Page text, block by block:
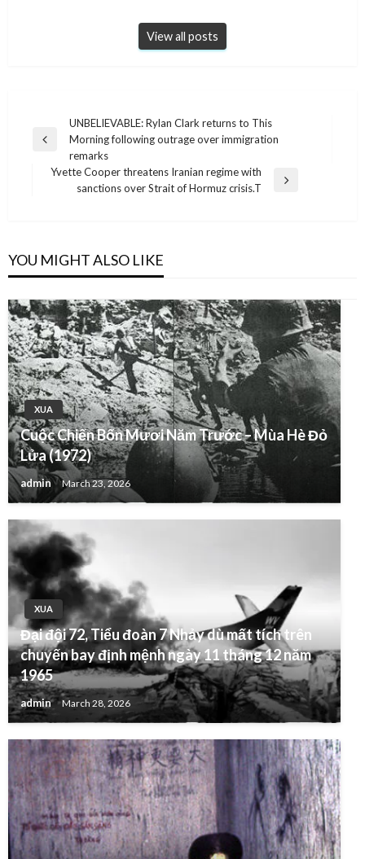
View all posts
navigation
Previous
UNBELIEVABLE: Rylan Clark returns to This
Morning following outrage over immigration
remarks
Yvette Cooper threatens Iranian regime with
sanctions over Strait of Hormuz crisis.T
YOU MIGHT ALSO LIKE
XUA
Cuộc Chiến Bốn Mươi Năm Trước – Mùa Hè Đỏ
Lửa (1972)
admin March 23, 2026
XUA
Đại đội 72, Tiểu đoàn 7 Nhảy dù mất tích trên
chuyến bay định mệnh ngày 11 tháng 12 năm
1965
admin March 28, 2026